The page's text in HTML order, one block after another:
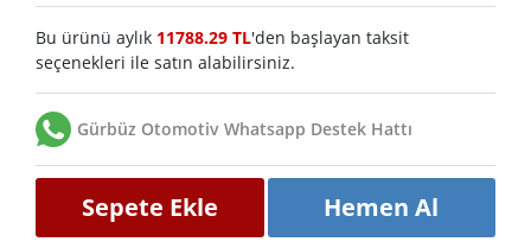
Bu ürünü aylık 11788.29 TL'den başlayan taksit
seçenekleri ile satın alabilirsiniz.
Gürbüz Otomotiv Whatsapp Destek Hattı
Sepete Ekle Hemen Al